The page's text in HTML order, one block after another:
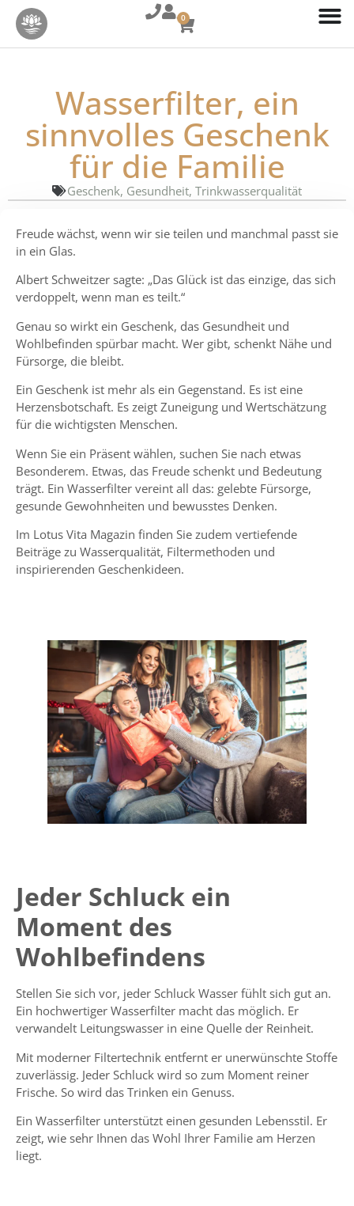
0
Wasserfilter, ein
sinnvolles Geschenk
für die Familie
Geschenk, Gesundheit, Trinkwasserqualität
Freude wächst, wenn wir sie teilen und manchmal passt sie
in ein Glas.
Albert Schweitzer sagte: „Das Glück ist das einzige, das sich
verdoppelt, wenn man es teilt.“
Genau so wirkt ein Geschenk, das Gesundheit und
Wohlbefinden spürbar macht. Wer gibt, schenkt Nähe und
Fürsorge, die bleibt.
Ein Geschenk ist mehr als ein Gegenstand. Es ist eine
Herzensbotschaft. Es zeigt Zuneigung und Wertschätzung
für die wichtigsten Menschen.
Wenn Sie ein Präsent wählen, suchen Sie nach etwas
Besonderem. Etwas, das Freude schenkt und Bedeutung
trägt. Ein Wasserfilter vereint all das: gelebte Fürsorge,
gesunde Gewohnheiten und bewusstes Denken.
Im Lotus Vita Magazin finden Sie zudem vertiefende
Beiträge zu Wasserqualität, Filtermethoden und
inspirierenden Geschenkideen.
Jeder Schluck ein
Moment des
Wohlbefindens
Stellen Sie sich vor, jeder Schluck Wasser fühlt sich gut an.
Ein hochwertiger Wasserfilter macht das möglich. Er
verwandelt Leitungswasser in eine Quelle der Reinheit.
Mit moderner Filtertechnik entfernt er unerwünschte Stoffe
zuverlässig. Jeder Schluck wird so zum Moment reiner
Frische. So wird das Trinken ein Genuss.
Ein Wasserfilter unterstützt einen gesunden Lebensstil. Er
zeigt, wie sehr Ihnen das Wohl Ihrer Familie am Herzen
liegt.